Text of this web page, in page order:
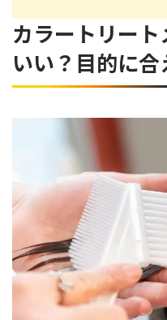
カラートリー
いい？目的に